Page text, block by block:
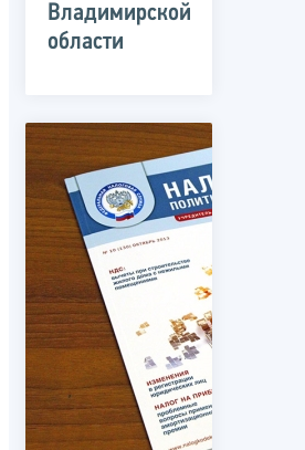
Владимирской
области